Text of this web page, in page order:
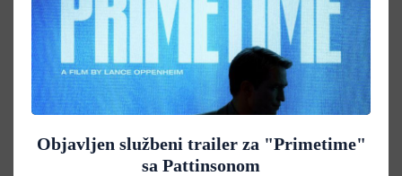
Objavljen službeni trailer za "Primetime"
sa Pattinsonom